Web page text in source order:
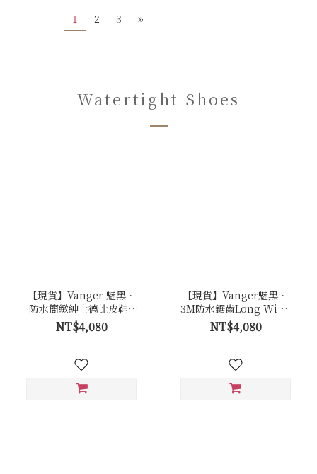
1 2 3 »
Watertight Shoes
【現貨】Vanger 魅黑．
防水簡緻紳士德比皮鞋 -
Va253防水黑
NT$4,080
【現貨】Vanger魅黑．
3M防水鋸齒Long Wing
德比紳士皮鞋 - Va261防
水黑
NT$4,080